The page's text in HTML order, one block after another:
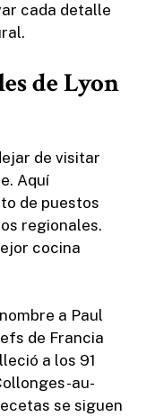
cada detalle
de Lyon
de visitar
Aquí
de puestos
regionales.
cocina
a Paul
de Francia
a los 91
au-
se siguen